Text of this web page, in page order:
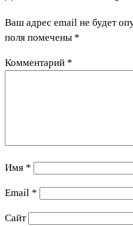
Ваш адрес email не будет
поля помечены *
Комментарий *
Имя *
Email *
Сайт